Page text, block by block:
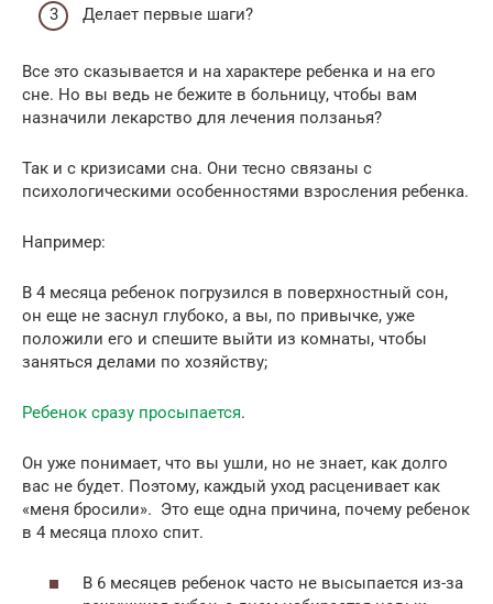
Делает первые шаги?
Все это сказывается и на характере ребенка и на его
сне. Но вы ведь не бежите в больницу, чтобы вам
назначили лекарство для лечения ползанья?
Так и с кризисами сна. Они тесно связаны с
психологическими особенностями взросления ребенка.
Например:
В 4 месяца ребенок погрузился в поверхностный сон,
он еще не заснул глубоко, а вы, по привычке, уже
положили его и спешите выйти из комнаты, чтобы
заняться делами по хозяйству;
Ребенок сразу просыпается.
Он уже понимает, что вы ушли, но не знает, как долго
вас не будет. Поэтому, каждый уход расценивает как
«меня бросили». Это еще одна причина, почему ребенок
в 4 месяца плохо спит.
В 6 месяцев ребенок часто не высыпается из-за